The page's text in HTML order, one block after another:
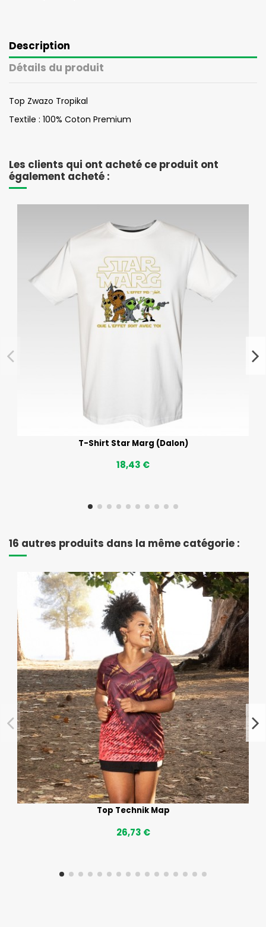
Description
Détails du produit
Top Zwazo Tropikal
Textile : 100% Coton Premium
Les clients qui ont acheté ce produit ont
également acheté :
T-Shirt Star Marg (Dalon)
18,43 €
16 autres produits dans la même catégorie :
Top Technik Map
26,73 €